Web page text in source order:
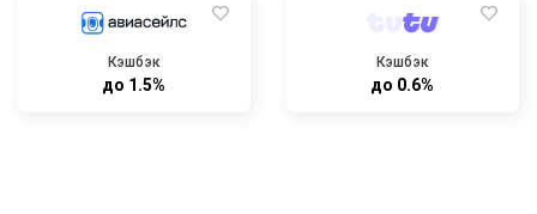
Кэшбэк
до 1.5%
Кэшбэк
до 0.6%